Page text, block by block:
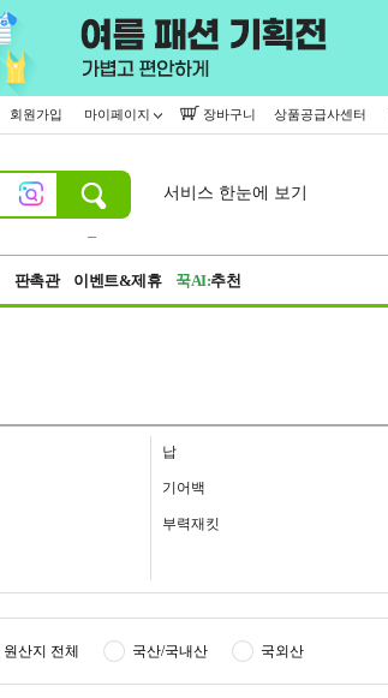
회원가입 마이페이지 장바구니 상품공급사센터
서비스 한눈에 보기
판촉관 이벤트&제휴 꾹AI:추천
납
기어백
부력재킷
원산지 전체 국산/국내산 국외산